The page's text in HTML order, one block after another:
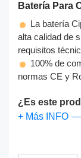
Batería Para
La batería
alta calidad de
requisitos
100% de
normas CE y
¿Es este
+ Más INFO